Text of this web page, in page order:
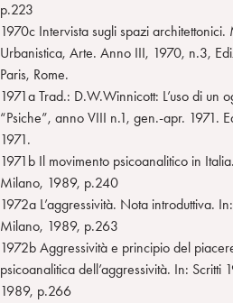
p.223
1970c Intervista sugli spazi architettonici.
Urbanistica, Arte. Anno III, 1970, n.3,
Paris, Rome.
1971a Trad.: D.W.Winnicott: L’uso di un
“Psiche”, anno VIII n.1, gen.-apr. 1971.
1971.
1971b Il movimento psicoanalitico in
Milano, 1989, p.240
1972a L’aggressività. Nota introduttiva.
Milano, 1989, p.263
1972b Aggressività e principio del
psicoanalitica dell’aggressività. In:
1989, p.266